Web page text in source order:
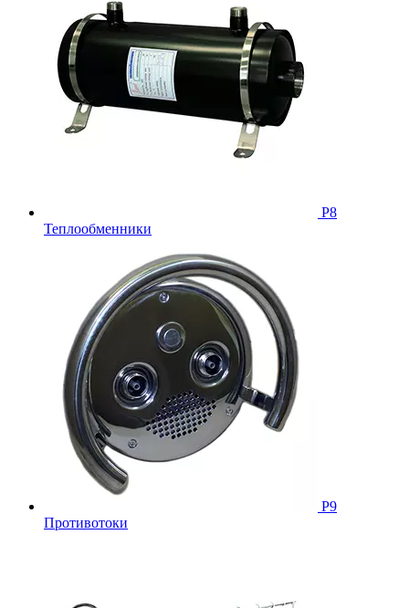
Р8
Теплообменники
Р9
Противотоки